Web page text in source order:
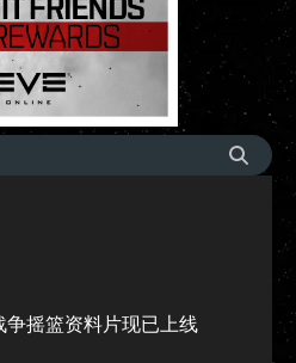
争摇篮资料片现已上线